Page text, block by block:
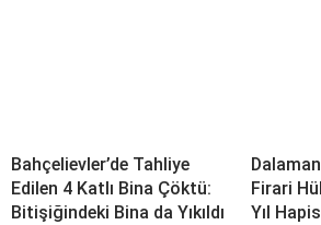
Bahçelievler’de Tahliye
Edilen 4 Katlı Bina Çöktü:
Bitişiğindeki Bina da Yıkıldı
Firari
Yıl